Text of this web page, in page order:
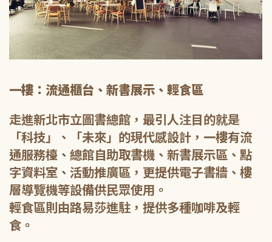
一樓：流通櫃台、新書展示、輕食區
走進新北市立圖書總館，最引人注目的就是
「科技」、「未來」的現代感設計，一樓有流
通服務檯、總館自助取書機、新書展示區、點
字資料室、活動推廣區，更提供電子書牆、樓
層導覽機等設備供民眾使用。
輕食區則由路易莎進駐，提供多種咖啡及輕
食。